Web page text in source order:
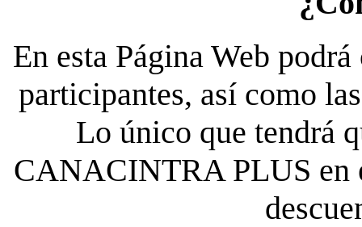
En esta Página Web
participantes, así como
Lo único que tendrá
CANACINTRA PLUS en